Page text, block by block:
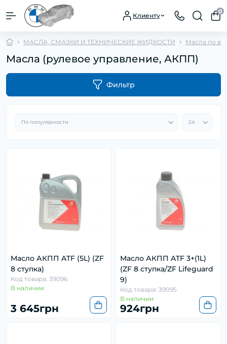
Клиенту
0
МАСЛА, СМАЗКИ И ТЕХНИЧЕСКИЕ ЖИДКОСТИ Масла по
Масла (рулевое управление, АКПП)
Фильтр
Масло АКПП ATF (5L) (ZF
8 ступка)
Код товара: 39096
В наличии
3 645грн
Масло АКПП ATF 3+(1L)
(ZF 8 ступка/ZF Lifeguard
9)
Код товара: 39095
В наличии
924грн